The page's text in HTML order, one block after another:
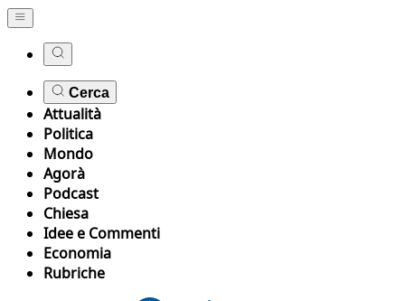
Cerca
Attualità
Politica
Mondo
Agorà
Podcast
Chiesa
Idee e Commenti
Economia
Rubriche